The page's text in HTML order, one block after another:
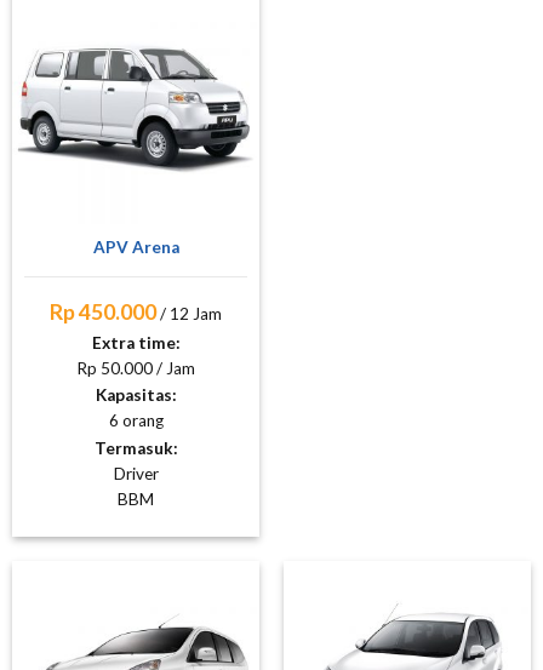
APV Arena
Rp 450.000/ 12 Jam
Extra time:
Rp 50.000 / Jam
Kapasitas:
6 orang
Termasuk:
Driver
BBM